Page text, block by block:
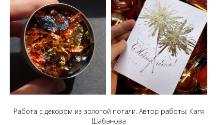
Работа с декором из золотой потали. Автор работы: Катя
Шабанова